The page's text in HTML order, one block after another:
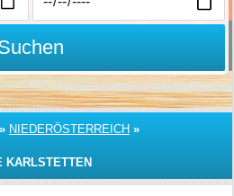
» NIEDERÖSTERREICH »
KARLSTETTEN